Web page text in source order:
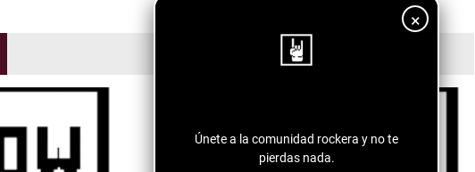
×
Únete a la comunidad rockera y no te
pierdas nada.